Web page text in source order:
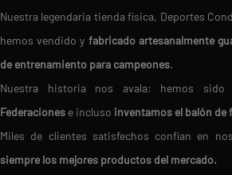
Nuestra legendaria tienda física, Deportes
hemos vendido y fabricado artesanalmente
de entrenamiento para campeones.
Nuestra historia nos avala: hemos sido
Federaciones e incluso inventamos el balón de
Miles de clientes satisfechos confían en
siempre los mejores productos del mercado.